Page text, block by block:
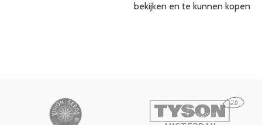
bekijken en te kunnen kopen